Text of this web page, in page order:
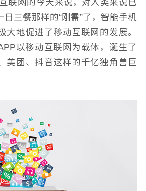
网的今天来说，对人类来说已
日三餐那样的“刚需”了，智能手机
大地促进了移动互联网的发展。
以移动互联网为载体，诞生了
美团、抖音这样的千亿独角兽巨